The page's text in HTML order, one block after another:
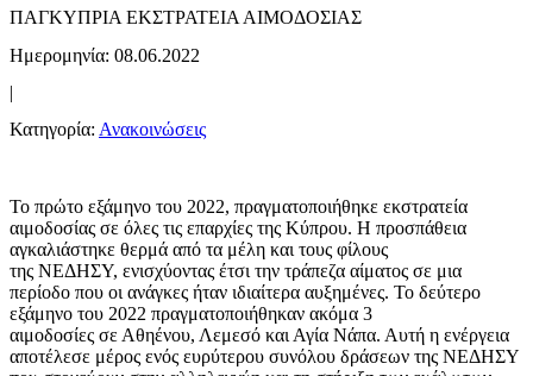
ΠΑΓΚΥΠΡΙΑ ΕΚΣΤΡΑΤΕΙΑ ΑΙΜΟΔΟΣΙΑΣ
Ημερομηνία: 08.06.2022
|
Κατηγορία: Ανακοινώσεις
Το πρώτο εξάμηνο του 2022, πραγματοποιήθηκε εκστρατεία
αιμοδοσίας σε όλες τις επαρχίες της Κύπρου. Η προσπάθεια
αγκαλιάστηκε θερμά από τα μέλη και τους φίλους
της ΝΕΔΗΣΥ, ενισχύοντας έτσι την τράπεζα αίματος σε μια
περίοδο που οι ανάγκες ήταν ιδιαίτερα αυξημένες. Το δεύτερο
εξάμηνο του 2022 πραγματοποιήθηκαν ακόμα 3
αιμοδοσίες σε Αθηένου, Λεμεσό και Αγία Νάπα. Αυτή η ενέργεια
αποτέλεσε μέρος ενός ευρύτερου συνόλου δράσεων της ΝΕΔΗΣΥ